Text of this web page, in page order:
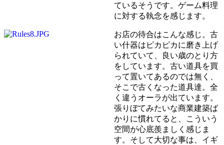
ているそうです。ゲーム料理
に対する執念を感じます。
お店の待合はこんな感じ。古
い什器はピカピカに磨き上げ
られていて、良い歳のとり方
をしています。古い道具を買
って置いてあるのでは無く、
そこで古くなった道具達。全
く違うオーラが出ています。
張りぼてみたいな商業建築ば
かりに慣れてると、こういう
空間が心底羨ましく感じま
す。そして大切な事は、イギ